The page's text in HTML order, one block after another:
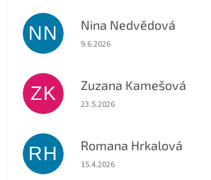
NN Nina Nedvědová
Hodnocení obchodu je 5 z 5
9.6.2026
ZK Zuzana Kamešová
Hodnocení obchodu je 5 z 5
23.5.2026
RH Romana Hrkalová
Hodnocení obchodu je 5 z 5
15.4.2026